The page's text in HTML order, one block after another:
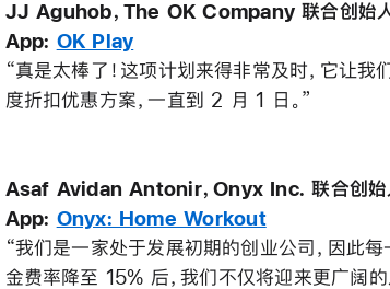
JJ Aguhob，The OK Company 联合创始
App: OK Play
“真是太棒了！这项计划来得非常及时，它让
度折扣优惠方案，一直到 2 月 1 日。”
Asaf Avidan Antonir，Onyx Inc. 联合创始
App: Onyx: Home Workout
“我们是一家处于发展初期的创业公司，因此
金费率降至 15% 后，我们不仅将迎来更广阔